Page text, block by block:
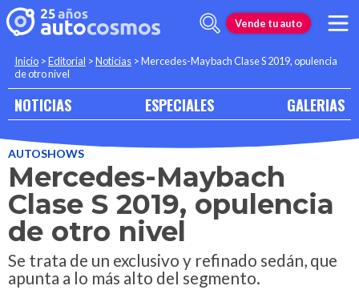
Vende tu auto
Inicio >Editorial >Noticias >Mercedes-Maybach Clase S 2019, opulencia
de otro nivel
NOTICIAS ESPECIALES GALERIAS
AUTOSHOWS
Mercedes-Maybach
Clase S 2019, opulencia
de otro nivel
Se trata de un exclusivo y refinado sedán, que
apunta a lo más alto del segmento.